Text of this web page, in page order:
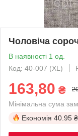
Чоловіча
В наявності 1 од.
Код: 40-007 (XL)
163,80 ₴
Мінімальна сума
Економія 40.95 ₴